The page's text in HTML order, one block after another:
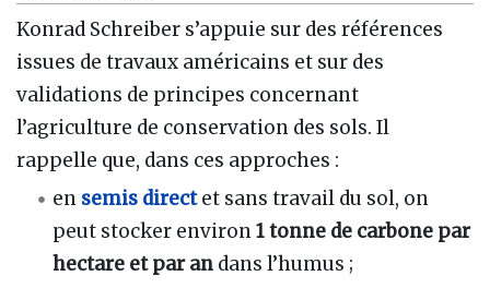
Konrad Schreiber s’appuie sur des références
issues de travaux américains et sur des
validations de principes concernant
l’agriculture de conservation des sols. Il
rappelle que, dans ces approches :
en semis directet sans travail du sol, on
peut stocker environ1 tonne de carbone par
hectare et par an dans l’humus ;